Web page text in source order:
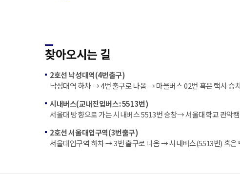
찾아오시는 길
2호선 낙성대역(4번출구)
낙성대역 하차 → 4번 출구로 나옴 → 마을버스 02번 혹은 택시
시내버스(교내진입버스: 5513번)
서울대 방향으로 가는 시내버스 5513번 승창→ 서울대학교 관악
2호선 서울대입구역(3번출구)
서울대입구역 하차 → 3번 출구로 나옴 → 시내버스(5513번) 혹은